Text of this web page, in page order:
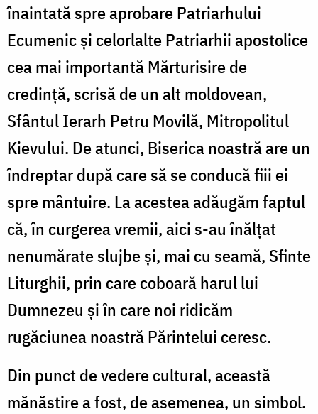
înaintată spre aprobare Patriarhului
Ecumenic și celorlalte Patriarhii apostolice
cea mai importantă Mărturisire de
credință, scrisă de un alt moldovean,
Sfântul Ierarh Petru Movilă, Mitropolitul
Kievului. De atunci, Biserica noastră are un
îndreptar după care să se conducă fiii ei
spre mântuire. La acestea adăugăm faptul
că, în curgerea vremii, aici s-au înălțat
nenumărate slujbe și, mai cu seamă, Sfinte
Liturghii, prin care coboară harul lui
Dumnezeu și în care noi ridicăm
rugăciunea noastră Părintelui ceresc.
Din punct de vedere cultural, această
mănăstire a fost, de asemenea, un simbol.